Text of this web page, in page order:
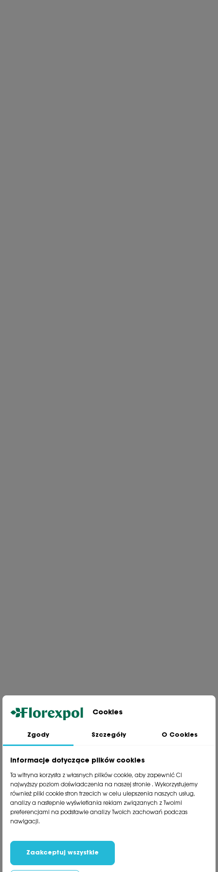
Jesteśmy wiodącą firmą wysyłkową roślin na terenie Polski. Od ponad
30 lat dzielimy się z naszymi Klientami naszą pasją, doświadczeniem i
81 533 23 05
phone81 533 30 50
phone 81 533 82 20
Polecane kategorie
Informacje
Social Media
Cookies
Zgody Szczegóły O Cookies
Informacje dotyczące plików cookies
Ta witryna korzysta z własnych plików cookie, aby zapewnić Ci
najwyższy poziom doświadczenia na naszej stronie . Wykorzystujemy
również pliki cookie stron trzecich w celu ulepszenia naszych usług,
analizy a nastepnie wyświetlania reklam związanych z Twoimi
preferencjami na podstawie analizy Twoich zachowań podczas
nawigacji.
Zaakceptuj wszystkie